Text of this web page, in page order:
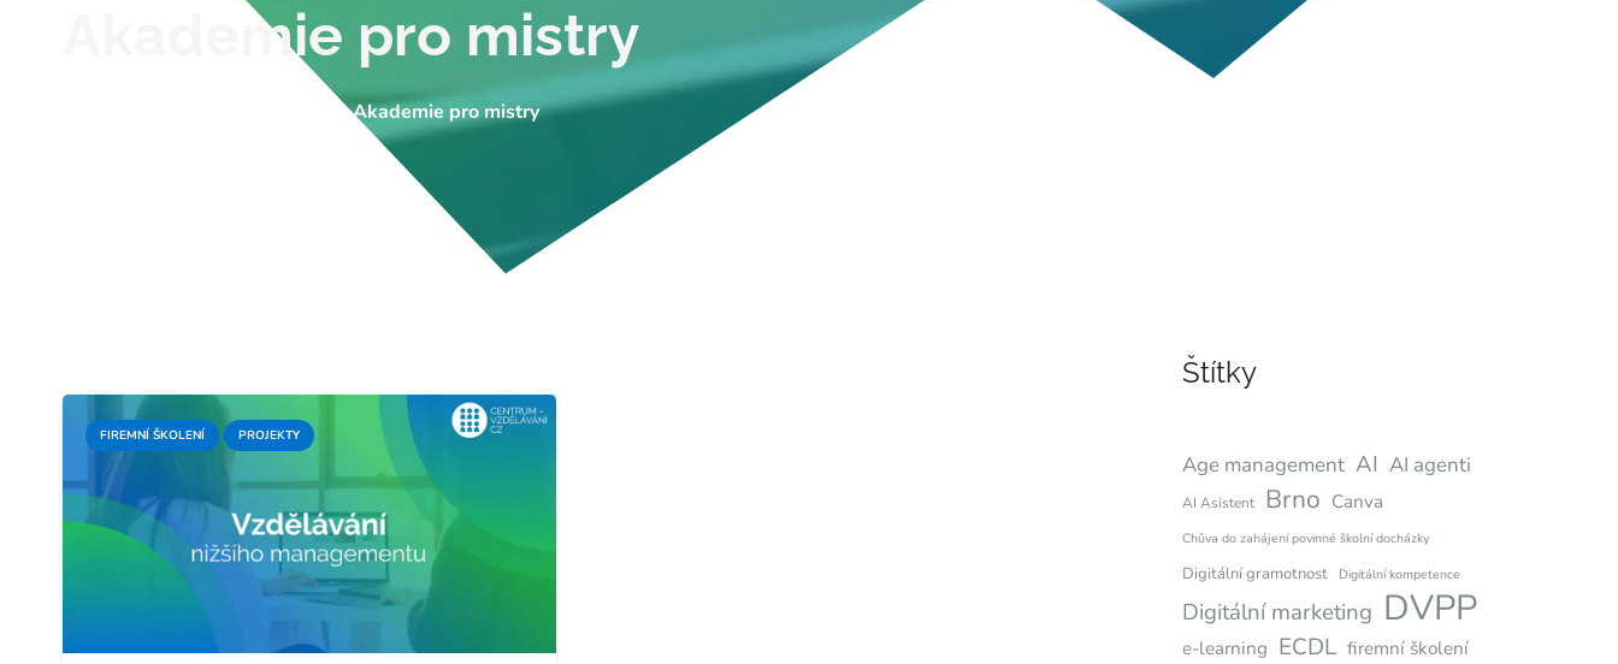
Akademie pro mistry
Akademie pro mistry
FIREMNÍ ŠKOLENÍ PROJEKTY
Štítky
Age management AI AI agenti
AI Asistent Brno Canva
Chůva do zahájení povinné školní docházky
Digitální gramotnost Digitální kompetence
Digitální marketing DVPP
e-learning ECDL firemní školení